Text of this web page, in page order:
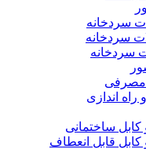
سردخانه
سردخانه
سردخانه
مصرفی
اندازی
ساختمانی
قابل انعطاف